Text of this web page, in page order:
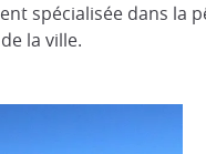
spécialisée dans la
la ville.